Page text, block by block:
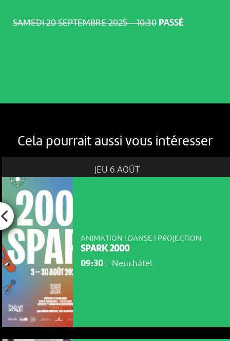
SAMEDI 20 SEPTEMBRE 2025 – 10:30 PASSÉ
Cela pourrait aussi vous intéresser
JEU 6 AOÛT
ANIMATION | DANSE | PROJECTION
SPARK 2000
09:30- Neuchâtel